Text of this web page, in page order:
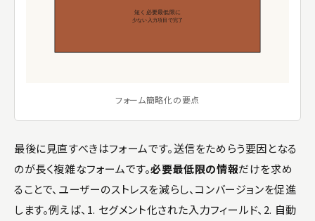
短く必要最低限に
少ない入力項目で完了
フォーム簡略化の要点
最後に見直すべきはフォームです。送信をためらう要因となる
のが長く複雑なフォームです。必要最低限の情報だけを求め
ることで、ユーザーのストレスを減らし、コンバージョンを促進
します。例えば、1. セグメント化された入力フィールド、2. 自動